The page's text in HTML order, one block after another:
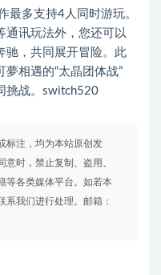
最多支持4人同时游玩。
通讯玩法外，您还可以
驰，共同展开冒险。此
相遇的“太晶团体战”
挑战。switch520
标注，均为本站原创发
时，禁止复制、盗用、
等各类媒体平台。如若本
系我们进行处理。邮箱：